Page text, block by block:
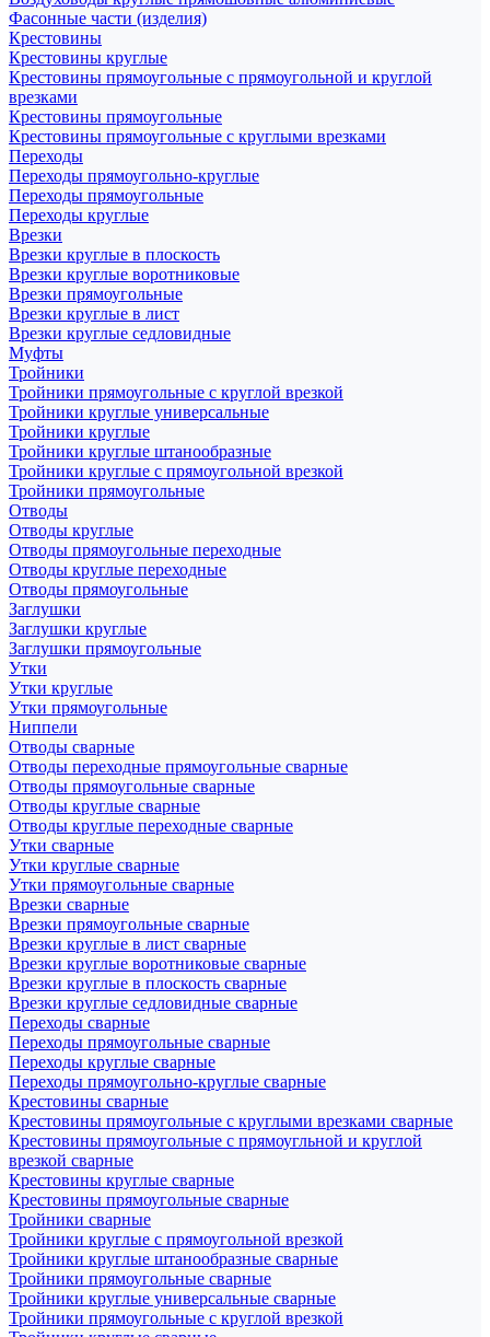
Фасонные части (изделия)
Крестовины
Крестовины круглые
Крестовины прямоугольные с прямоугольной и круглой
врезками
Крестовины прямоугольные
Крестовины прямоугольные с круглыми врезками
Переходы
Переходы прямоугольно-круглые
Переходы прямоугольные
Переходы круглые
Врезки
Врезки круглые в плоскость
Врезки круглые воротниковые
Врезки прямоугольные
Врезки круглые в лист
Врезки круглые седловидные
Муфты
Тройники
Тройники прямоугольные с круглой врезкой
Тройники круглые универсальные
Тройники круглые
Тройники круглые штанообразные
Тройники круглые с прямоугольной врезкой
Тройники прямоугольные
Отводы
Отводы круглые
Отводы прямоугольные переходные
Отводы круглые переходные
Отводы прямоугольные
Заглушки
Заглушки круглые
Заглушки прямоугольные
Утки
Утки круглые
Утки прямоугольные
Ниппели
Отводы сварные
Отводы переходные прямоугольные сварные
Отводы прямоугольные сварные
Отводы круглые сварные
Отводы круглые переходные сварные
Утки сварные
Утки круглые сварные
Утки прямоугольные сварные
Врезки сварные
Врезки прямоугольные сварные
Врезки круглые в лист сварные
Врезки круглые воротниковые сварные
Врезки круглые в плоскость сварные
Врезки круглые седловидные сварные
Переходы сварные
Переходы прямоугольные сварные
Переходы круглые сварные
Переходы прямоугольно-круглые сварные
Крестовины сварные
Крестовины прямоугольные с круглыми врезками сварные
Крестовины прямоугольные с прямоугльной и круглой
врезкой сварные
Крестовины круглые сварные
Крестовины прямоугольные сварные
Тройники сварные
Тройники круглые с прямоугольной врезкой
Тройники круглые штанообразные сварные
Тройники прямоугольные сварные
Тройники круглые универсальные сварные
Тройники прямоугольные с круглой врезкой